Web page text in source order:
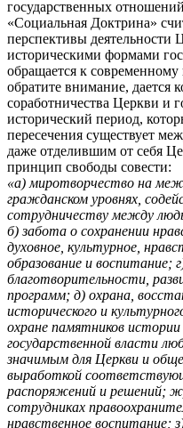
государственных
«Социальная Доктрина»
перспективы
историческими формами
обращается к
обратите внимание, дается
соработничества Церкви и
исторический период,
пересечения существует
даже отделившим от себя
принцип свободы совести:
«а) миротворчество на
гражданском уровнях,
сотрудничеству между
б) забота о сохранении
духовное, культурное,
образование и воспитание;
благотворительности,
программ; д) охрана,
исторического и
охране памятников
государственной власти
значимым для Церкви и
выработкой
распоряжений и решений;
сотрудниках
нравственное воспитание;